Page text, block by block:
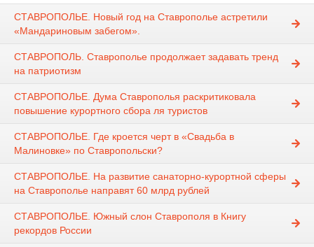
СТАВРОПОЛЬЕ. Новый год на Ставрополье астретили
«Мандариновым забегом».
СТАВРОПОЛЬ. Ставрополье продолжает задавать тренд
на патриотизм
СТАВРОПОЛЬЕ. Дума Ставрополья раскритиковала
повышение курортного сбора ля туристов
СТАВРОПОЛЬЕ. Где кроется черт в «Свадьба в
Малиновке» по Ставропольски?
СТАВРОПОЛЬЕ. На развитие санаторно-курортной сферы
на Ставрополье направят 60 млрд рублей
СТАВРОПОЛЬЕ. Южный слон Ставрополя в Книгу
рекордов России